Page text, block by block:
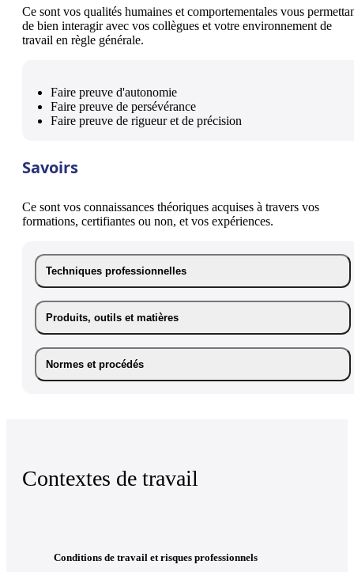
Ce sont vos qualités humaines et comportementales vous
de bien interagir avec vos collègues et votre environnement de
travail en règle générale.
Faire preuve d'autonomie
Faire preuve de persévérance
Faire preuve de rigueur et de précision
Savoirs
Ce sont vos connaissances théoriques acquises à travers vos
formations, certifiantes ou non, et vos expériences.
Techniques professionnelles
Produits, outils et matières
Normes et procédés
Contextes de travail
Conditions de travail et risques professionnels